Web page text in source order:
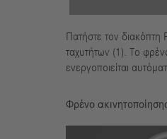
Πατήστε τον διακόπτη
ταχυτήτων (1). Το
ενεργοποιείται
Φρένο